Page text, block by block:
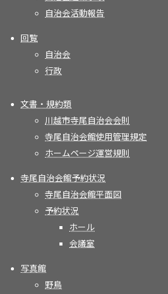
自治会活動報告
回覧
自治会
行政
文書・規約類
川越市寺尾自治会会則
寺尾自治会館使用管理規定
ホームページ運営規則
寺尾自治会館予約状況
寺尾自治会館平面図
予約状況
ホール
会議室
写真館
野鳥